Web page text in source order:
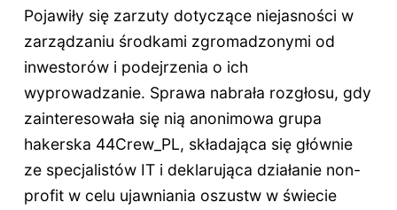
Pojawiły się zarzuty dotyczące niejasności w
zarządzaniu środkami zgromadzonymi od
inwestorów i podejrzenia o ich
wyprowadzanie. Sprawa nabrała rozgłosu, gdy
zainteresowała się nią anonimowa grupa
hakerska 44Crew_PL, składająca się głównie
ze specjalistów IT i deklarująca działanie non-
profit w celu ujawniania oszustw w świecie